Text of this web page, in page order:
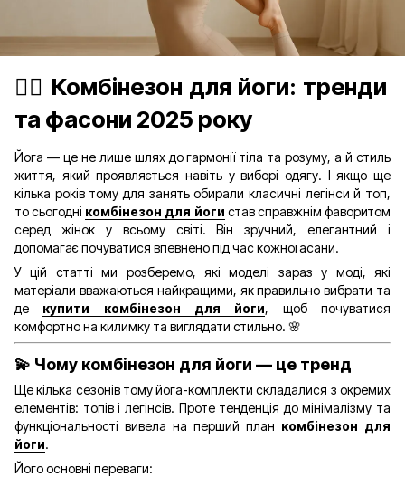
🧘‍♀️ Комбінезон для йоги: тренди
та фасони 2025 року
Йога — це не лише шлях до гармонії тіла та розуму, а й стиль
життя, який проявляється навіть у виборі одягу. І якщо ще
кілька років тому для занять обирали класичні легінси й топ,
то сьогодні комбінезон для йоги став справжнім фаворитом
серед жінок у всьому світі. Він зручний, елегантний і
допомагає почуватися впевнено під час кожної асани.
У цій статті ми розберемо, які моделі зараз у моді, які
матеріали вважаються найкращими, як правильно вибрати та
де купити комбінезон для йоги, щоб почуватися
комфортно на килимку та виглядати стильно. 🌸
💫 Чому комбінезон для йоги — це тренд
Ще кілька сезонів тому йога-комплекти складалися з окремих
елементів: топів і легінсів. Проте тенденція до мінімалізму та
функціональності вивела на перший план комбінезон для
йоги.
Його основні переваги: